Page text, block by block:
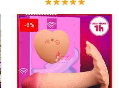
-8%